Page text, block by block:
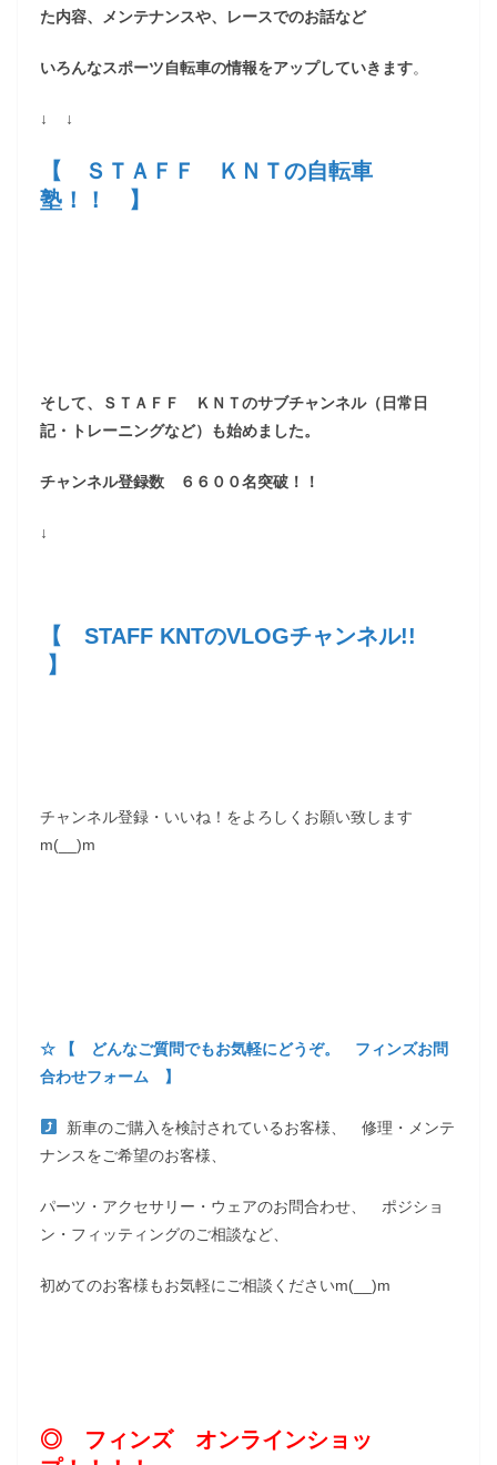
た内容、メンテナンスや、レースでのお話など
いろんなスポーツ自転車の情報をアップしていきます。
↓ ↓
【 ＳＴＡＦＦ ＫＮＴの自転車
塾！！ 】
そして、ＳＴＡＦＦ ＫＮＴのサブチャンネル（日常日
記・トレーニングなど）も始めました。
チャンネル登録数 ６６００名突破！！
↓
【 STAFF KNTのVLOGチャンネル!!
】
チャンネル登録・いいね！をよろしくお願い致します
m(__)m
☆ 【 どんなご質問でもお気軽にどうぞ。 フィンズお問
合わせフォーム 】
新車のご購入を検討されているお客様、 修理・メンテ
ナンスをご希望のお客様、
パーツ・アクセサリー・ウェアのお問合わせ、 ポジショ
ン・フィッティングのご相談など、
初めてのお客様もお気軽にご相談くださいm(__)m
◎ フィンズ オンラインショッ